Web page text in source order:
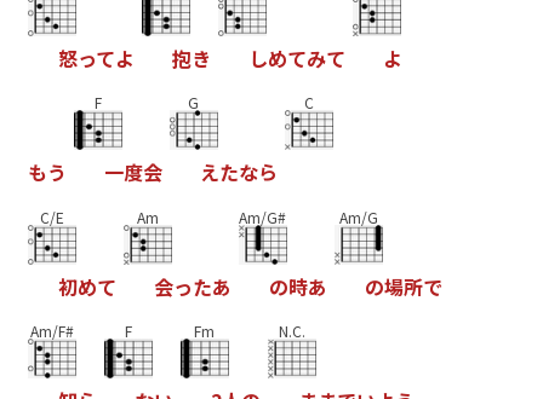
怒ってよ 抱き しめてみて よ
もう
F
一度会
G
えたなら
C
C/E
初めて
Am
会ったあ
Am/G#
の時あ
Am/G
の場所で
Am/F# F Fm N.C.